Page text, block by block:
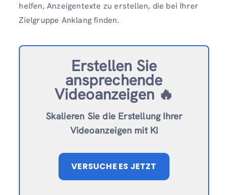
helfen, Anzeigentexte zu erstellen, die bei Ihrer
Zielgruppe Anklang finden.
Erstellen Sie
ansprechende
Videoanzeigen 🔥
Skalieren Sie die Erstellung Ihrer
Videoanzeigen mit KI
VERSUCHE ES JETZT